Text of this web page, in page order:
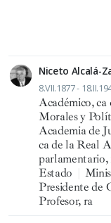
Niceto Alcalá-
8.VII.1877 -
Académico, ca
Morales y
Academia de
ca de la Real
parlamentario,
Estado
Presidente de
Profesor, ra